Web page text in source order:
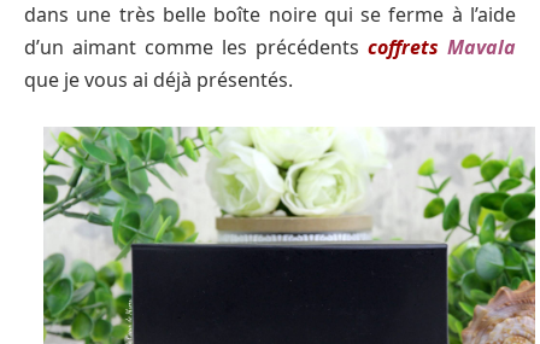
dans une très belle boîte noire qui se ferme à l’aide
d’un aimant comme les précédents coffrets Mavala
que je vous ai déjà présentés.